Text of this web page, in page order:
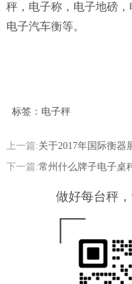
秤，电子称，电子地磅，
电子汽车衡等。
标签：电子秤
上一篇:关于2017年国际衡器
下一篇:常州什么牌子电子桌
做好每台秤